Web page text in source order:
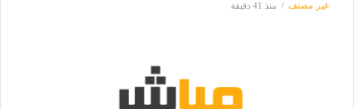
غير مصنف منذ 41 دقيقة